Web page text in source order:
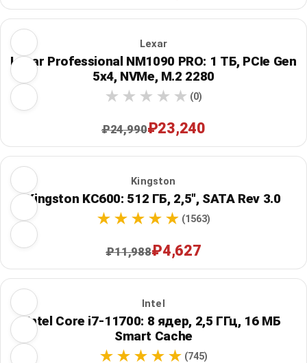
Lexar
Lexar Professional NM1090 PRO: 1 ТБ, PCIe Gen
5x4, NVMe, M.2 2280
(0)
₽24,990₽23,240
Kingston
Kingston KC600: 512 ГБ, 2,5", SATA Rev 3.0
(1563)
₽11,988₽4,627
Intel
Intel Core i7-11700: 8 ядер, 2,5 ГГц, 16 МБ
Smart Cache
(745)